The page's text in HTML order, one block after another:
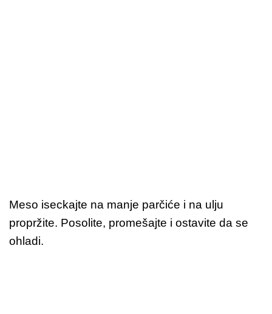
Meso iseckajte na manje parčiće i na ulju
propržite. Posolite, promešajte i ostavite da se
ohladi.